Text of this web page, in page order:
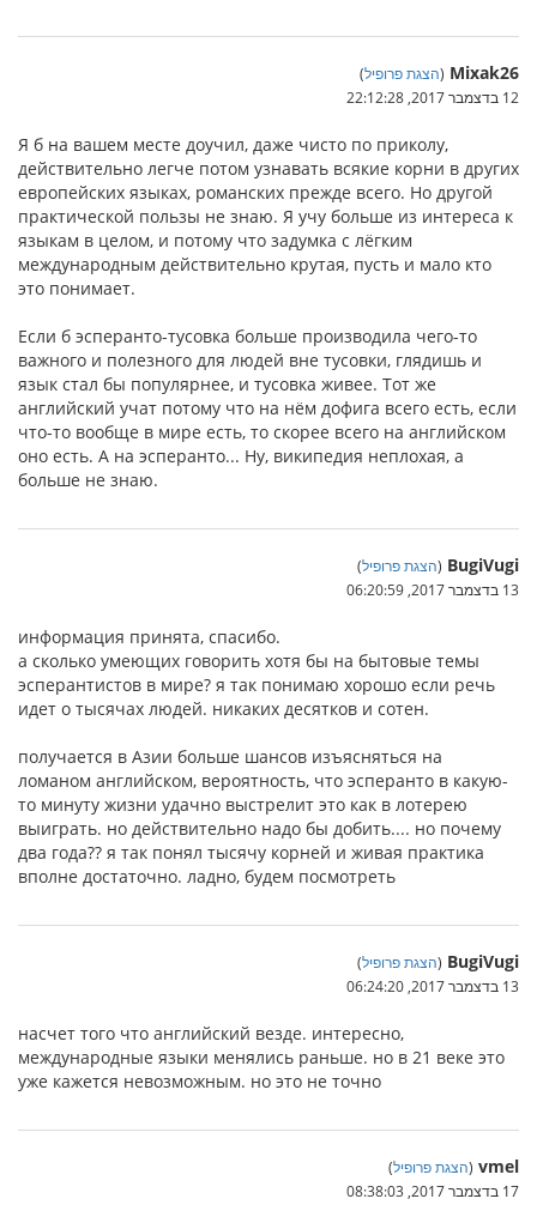
Mixak26
(הצגת פרופיל)
12 בדצמבר 2017, 22:12:28
Я б на вашем месте доучил, даже чисто по приколу,
действительно легче потом узнавать всякие корни в других
европейских языках, романских прежде всего. Но другой
практической пользы не знаю. Я учу больше из интереса к
языкам в целом, и потому что задумка с лёгким
международным действительно крутая, пусть и мало кто
это понимает.
Если б эсперанто-тусовка больше производила чего-то
важного и полезного для людей вне тусовки, глядишь и
язык стал бы популярнее, и тусовка живее. Тот же
английский учат потому что на нём дофига всего есть, если
что-то вообще в мире есть, то скорее всего на английском
оно есть. А на эсперанто... Ну, википедия неплохая, а
больше не знаю.
BugiVugi
(הצגת פרופיל)
13 בדצמבר 2017, 06:20:59
информация принята, спасибо.
а сколько умеющих говорить хотя бы на бытовые темы
эсперантистов в мире? я так понимаю хорошо если речь
идет о тысячах людей. никаких десятков и сотен.
получается в Азии больше шансов изъясняться на
ломаном английском, вероятность, что эсперанто в какую-
то минуту жизни удачно выстрелит это как в лотерею
выиграть. но действительно надо бы добить.... но почему
два года?? я так понял тысячу корней и живая практика
вполне достаточно. ладно, будем посмотреть
BugiVugi
(הצגת פרופיל)
13 בדצמבר 2017, 06:24:20
насчет того что английский везде. интересно,
международные языки менялись раньше. но в 21 веке это
уже кажется невозможным. но это не точно
vmel
(הצגת פרופיל)
17 בדצמבר 2017, 08:38:03